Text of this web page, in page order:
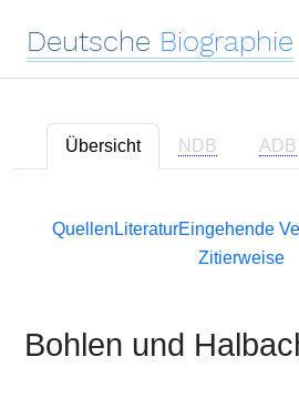
Deutsche Biographie
Übersicht NDB ADB
Quellen LiteraturEingehende
Zitierweise
Bohlen und